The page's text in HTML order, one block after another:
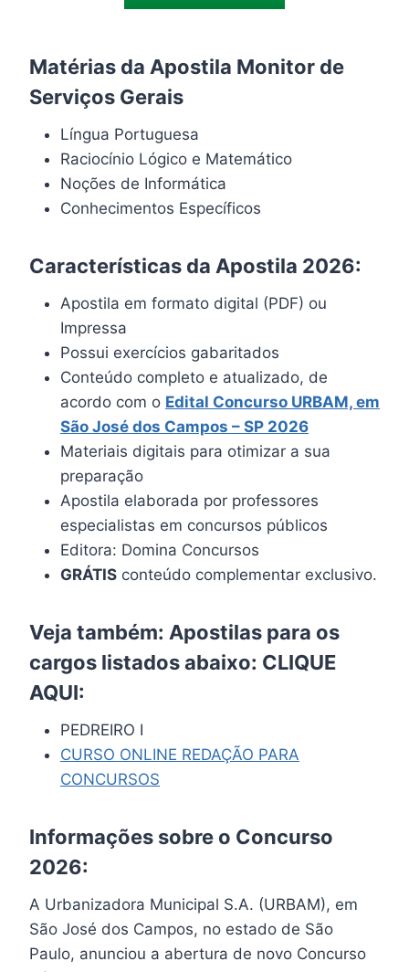
Matérias da Apostila Monitor de
Serviços Gerais
Língua Portuguesa
Raciocínio Lógico e Matemático
Noções de Informática
Conhecimentos Específicos
Características da Apostila 2026:
Apostila em formato digital (PDF) ou
Impressa
Possui exercícios gabaritados
Conteúdo completo e atualizado, de
acordo com o Edital Concurso URBAM, em
São José dos Campos – SP 2026
Materiais digitais para otimizar a sua
preparação
Apostila elaborada por professores
especialistas em concursos públicos
Editora: Domina Concursos
GRÁTIS conteúdo complementar exclusivo.
Veja também: Apostilas para os
cargos listados abaixo: CLIQUE
AQUI:
PEDREIRO I
CURSO ONLINE REDAÇÃO PARA
CONCURSOS
Informações sobre o Concurso
2026:
A Urbanizadora Municipal S.A. (URBAM), em
São José dos Campos, no estado de São
Paulo, anunciou a abertura de novo Concurso